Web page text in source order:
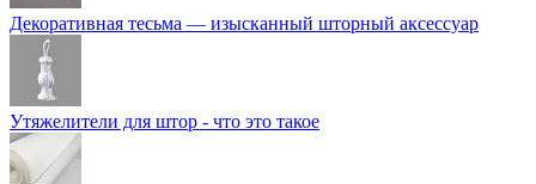
Декоративная тесьма — изысканный шторный аксессуар
Утяжелители для штор - что это такое